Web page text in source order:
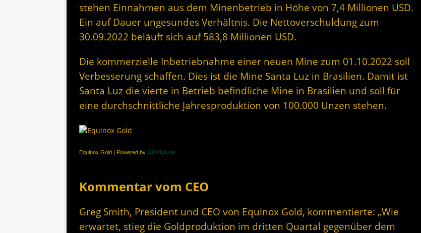
stehen Einnahmen aus dem Minenbetrieb in Höhe von 7,4 Millionen USD.
Ein auf Dauer ungesundes Verhältnis. Die Nettoverschuldung zum
30.09.2022 beläuft sich auf 583,8 Millionen USD.
Die kommerzielle Inbetriebnahme einer neuen Mine zum 01.10.2022 soll
Verbesserung schaffen. Dies ist die Mine Santa Luz in Brasilien. Damit ist
Santa Luz die vierte in Betrieb befindliche Mine in Brasilien und soll für
eine durchschnittliche Jahresproduktion von 100.000 Unzen stehen.
Equinox Gold | Powered by GOYAX.de
Kommentar vom CEO
Greg Smith, President und CEO von Equinox Gold, kommentierte: „Wie
erwartet, stieg die Goldproduktion im dritten Quartal gegenüber dem